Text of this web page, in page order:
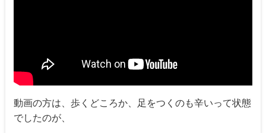
動画の方は、歩くどころか、足をつくのも辛いって状態
でしたのが、